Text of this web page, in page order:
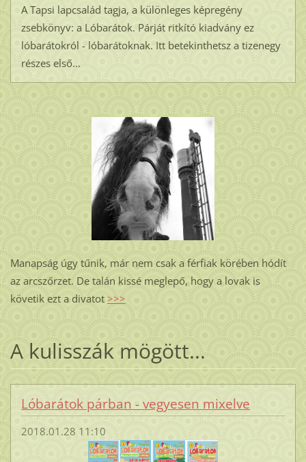
A Tapsi lapcsalád tagja, a különleges képregény
zsebkönyv: a Lóbarátok. Párját ritkító kiadvány ez
lóbarátokról - lóbarátoknak. Itt betekinthetsz a tizenegy
részes első...
Manapság úgy tűnik, már nem csak a férfiak körében hódít
az arcszőrzet. De talán kissé meglepő, hogy a lovak is
követik ezt a divatot >>>
A kulisszák mögött...
Lóbarátok párban - vegyesen mixelve
2018.01.28 11:10